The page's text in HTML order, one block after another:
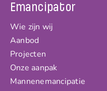
Emancipator
Wie zijn wij
Aanbod
Projecten
Onze aanpak
Mannenemancipatie